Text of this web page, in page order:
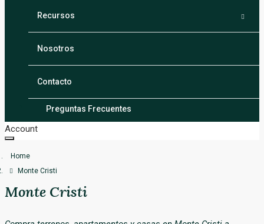
Santiago
Puerto Plata
Espaillat
La Altagracia
Más opciones
Recursos
Calculadora
Blogs
Preguntas Frecuentes
Nosotros
Contacto
Account
Home
Monte Cristi
Monte Cristi